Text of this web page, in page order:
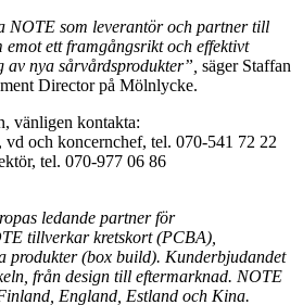
NOTE som leverantör och partner till
ett framgångsrikt och effektivt
av nya sårvårdsprodukter”, säger Staffan
Director på Mölnlycke.
vänligen kontakta:
vd och koncernchef, tel. 070-541 72 22
tel. 070-977 06 86
ledande partner för
tillverkar kretskort (PCBA),
produkter (box build). Kunderbjudandet
från design till eftermarknad. NOTE
England, Estland och Kina.